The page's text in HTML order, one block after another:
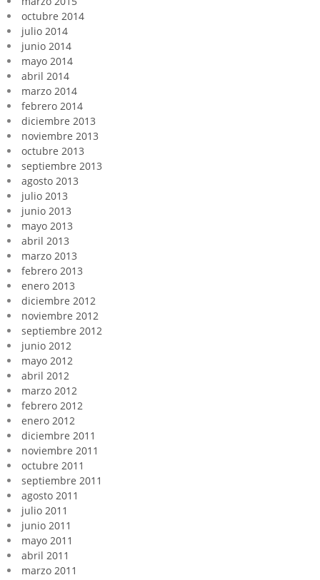
octubre 2014
julio 2014
junio 2014
mayo 2014
abril 2014
marzo 2014
febrero 2014
diciembre 2013
noviembre 2013
octubre 2013
septiembre 2013
agosto 2013
julio 2013
junio 2013
mayo 2013
abril 2013
marzo 2013
febrero 2013
enero 2013
diciembre 2012
noviembre 2012
septiembre 2012
junio 2012
mayo 2012
abril 2012
marzo 2012
febrero 2012
enero 2012
diciembre 2011
noviembre 2011
octubre 2011
septiembre 2011
agosto 2011
julio 2011
junio 2011
mayo 2011
abril 2011
marzo 2011